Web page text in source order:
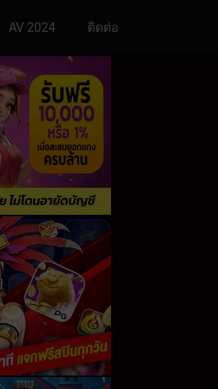
AV 2024 ติดต่อ